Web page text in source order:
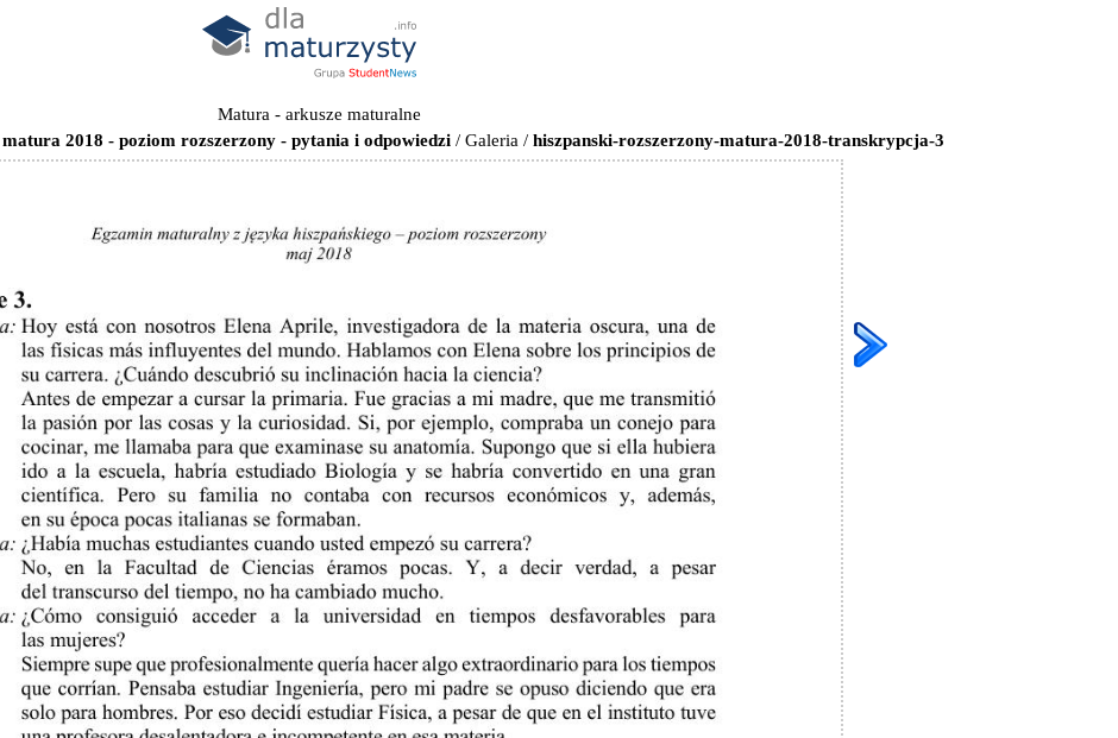
Matura - arkusze maturalne
2018 - poziom rozszerzony - pytania i odpowiedzi / Galeria / hiszpanski-rozszerzony-matura-2018-transkrypcja-3